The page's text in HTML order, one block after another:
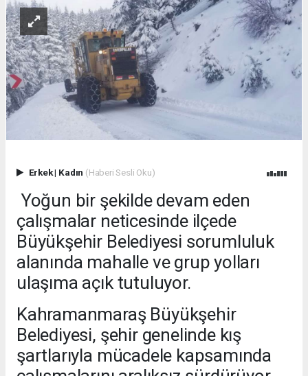
Erkek| Kadın (Haberi Sesli Oku)
Yoğun bir şekilde devam eden
çalışmalar neticesinde ilçede
Büyükşehir Belediyesi sorumluluk
alanında mahalle ve grup yolları
ulaşıma açık tutuluyor.
Kahramanmaraş Büyükşehir
Belediyesi, şehir genelinde kış
şartlarıyla mücadele kapsamında